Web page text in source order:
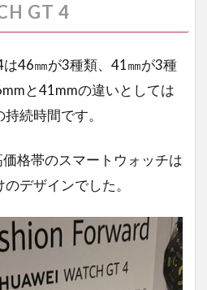
GT 4
は46㎜が3種類、41㎜が3種
と41mmの違いとしては
続時間です。
格帯のスマートウォッチは
デザインでした。